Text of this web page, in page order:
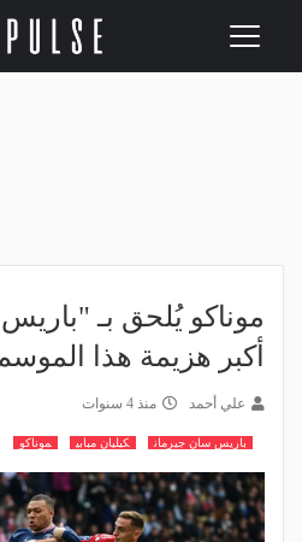
Toggle
موناكو يُلحق بـ
أكبر هزيمة هذا
علي أحمد منذ 4 سنوات
باريس سان جيرمان كيليان مبابي موناكو